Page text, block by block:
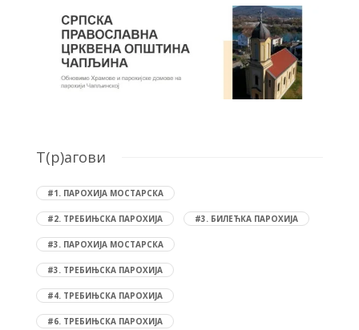
T(р)агови
#1. ПАРОХИЈА МОСТАРСКА
#2. ТРЕБИЊСКА ПАРОХИЈА #3. БИЛЕЋКА ПАРОХИЈА
#3. ПАРОХИЈА МОСТАРСКА
#3. ТРЕБИЊСКА ПАРОХИЈА
#4. ТРЕБИЊСКА ПАРОХИЈА
#6. ТРЕБИЊСКА ПАРОХИЈА